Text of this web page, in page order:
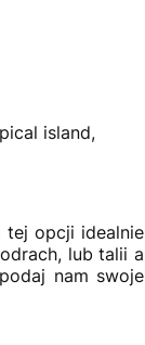
island,
tej opcji idealnie
lub talii a
nam swoje